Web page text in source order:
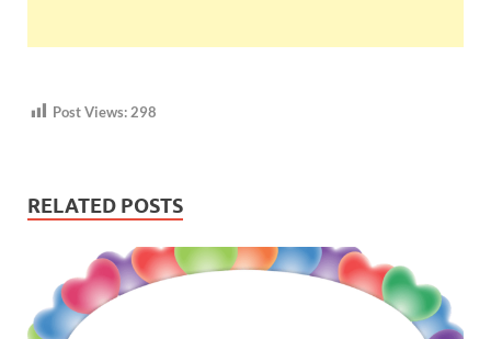
Post Views: 298
RELATED POSTS